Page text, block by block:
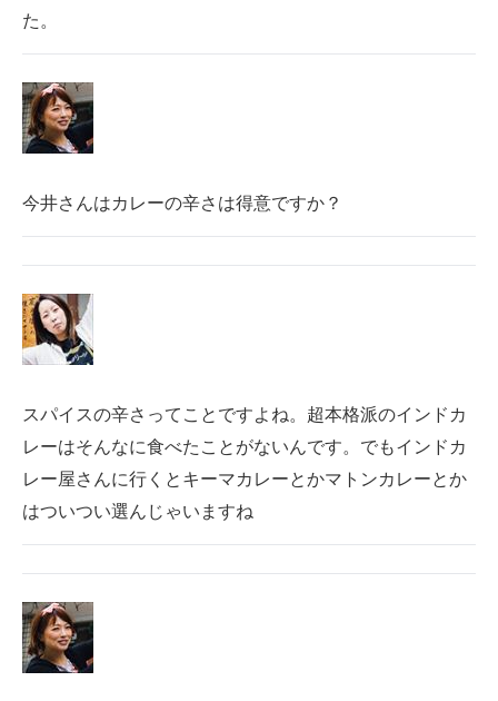
た。
今井さんはカレーの辛さは得意ですか？
スパイスの辛さってことですよね。超本格派のインドカ
レーはそんなに食べたことがないんです。でもインドカ
レー屋さんに行くとキーマカレーとかマトンカレーとか
はついつい選んじゃいますね